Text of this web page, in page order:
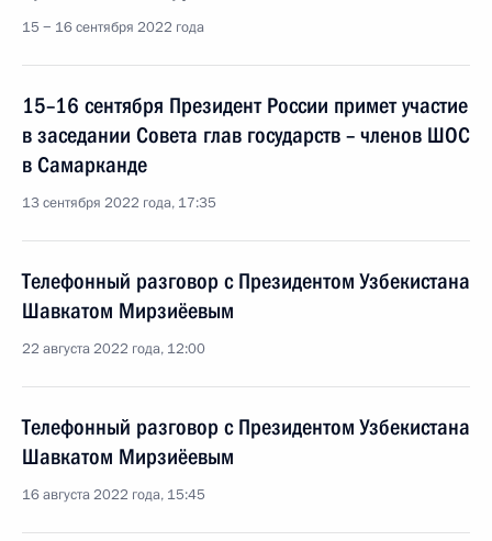
15 − 16 сентября 2022 года
15–16 сентября Президент России примет участие
в заседании Совета глав государств – членов ШОС
в Самарканде
13 сентября 2022 года, 17:35
Телефонный разговор с Президентом Узбекистана
Шавкатом Мирзиёевым
22 августа 2022 года, 12:00
Телефонный разговор с Президентом Узбекистана
Шавкатом Мирзиёевым
16 августа 2022 года, 15:45